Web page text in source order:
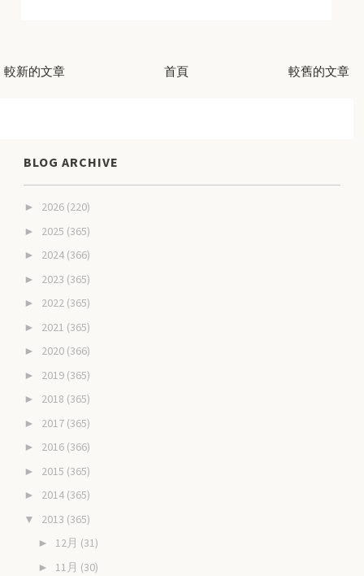
較新的文章 較舊的文章
首頁
BLOG ARCHIVE
► 2026 (220)
► 2025 (365)
► 2024 (366)
► 2023 (365)
► 2022 (365)
► 2021 (365)
► 2020 (366)
► 2019 (365)
► 2018 (365)
► 2017 (365)
► 2016 (366)
► 2015 (365)
► 2014 (365)
▼ 2013 (365)
► 12月 (31)
► 11月 (30)